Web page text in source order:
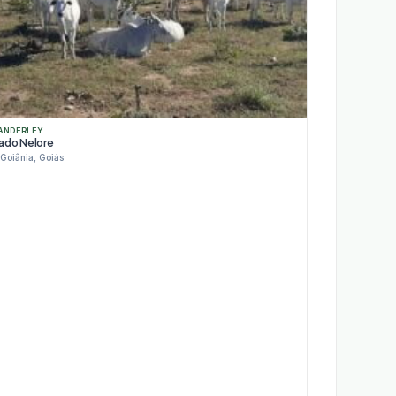
Nelore
Goiânia, Goiás